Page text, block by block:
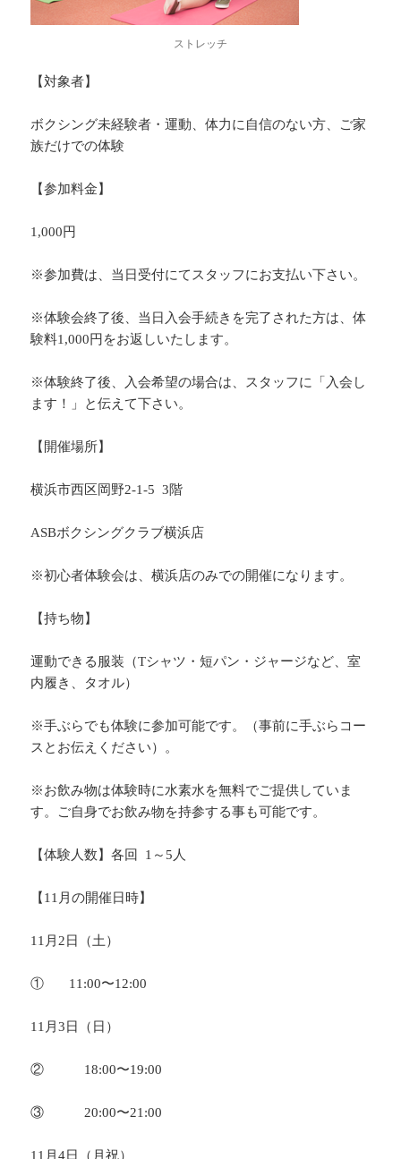
ストレッチ
【対象者】
ボクシング未経験者・運動、体力に自信のない方、ご家
族だけでの体験
【参加料金】
1,000円
※参加費は、当日受付にてスタッフにお支払い下さい。
※体験会終了後、当日入会手続きを完了された方は、体
験料1,000円をお返しいたします。
※体験終了後、入会希望の場合は、スタッフに「入会し
ます！」と伝えて下さい。
【開催場所】
横浜市西区岡野2-1-5 3階
ASBボクシングクラブ横浜店
※初心者体験会は、横浜店のみでの開催になります。
【持ち物】
運動できる服装（Tシャツ・短パン・ジャージなど、室
内履き、タオル）
※手ぶらでも体験に参加可能です。（事前に手ぶらコー
スとお伝えください）。
※お飲み物は体験時に水素水を無料でご提供していま
す。ご自身でお飲み物を持参する事も可能です。
【体験人数】各回 1～5人
【11月の開催日時】
11月2日（土）
① 11:00〜12:00
11月3日（日）
② 18:00〜19:00
③ 20:00〜21:00
11月4日（月祝）